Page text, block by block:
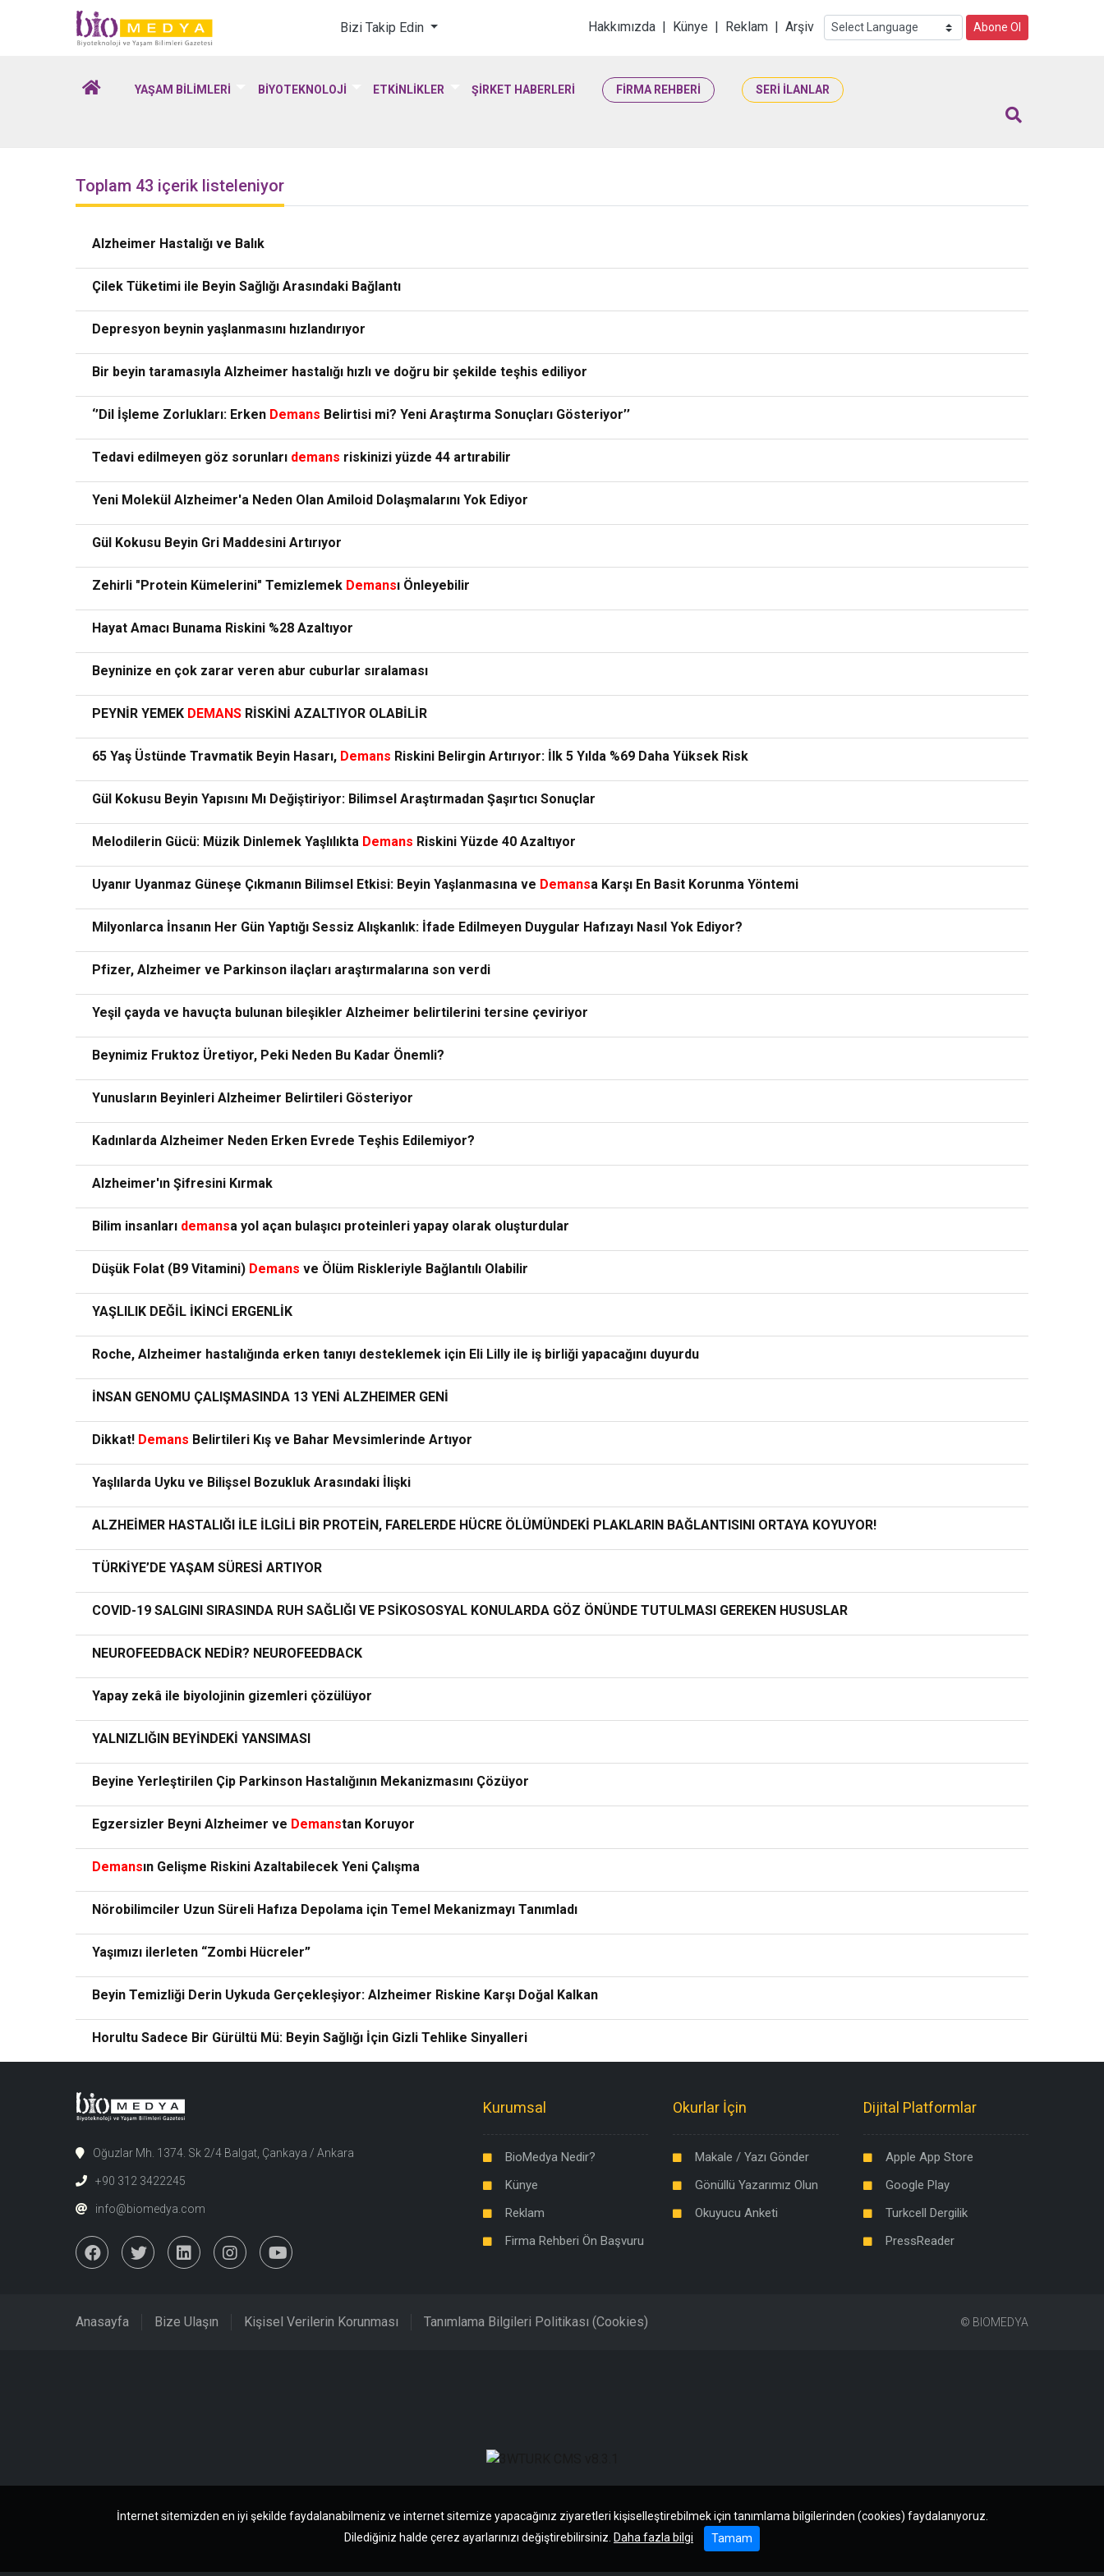
Biomedya - Biyoteknoloji & Yaşam Bilimleri
Bizi Takip Edin Hakkımızda | Künye | Reklam | Arşiv Abone Ol
YAŞAM BİLİMLERİ BİYOTEKNOLOJİ ETKİNLİKLER ŞİRKET HABERLERİ FİRMA REHBERİ SERİ İLANLAR
Toplam 43 içerik listeleniyor
Alzheimer Hastalığı ve Balık
Çilek Tüketimi ile Beyin Sağlığı Arasındaki Bağlantı
Depresyon beynin yaşlanmasını hızlandırıyor
Bir beyin taramasıyla Alzheimer hastalığı hızlı ve doğru bir şekilde teşhis ediliyor
‘’Dil İşleme Zorlukları: Erken Demans Belirtisi mi? Yeni Araştırma Sonuçları Gösteriyor’’
Tedavi edilmeyen göz sorunları demans riskinizi yüzde 44 artırabilir
Yeni Molekül Alzheimer'a Neden Olan Amiloid Dolaşmalarını Yok Ediyor
Gül Kokusu Beyin Gri Maddesini Artırıyor
Zehirli "Protein Kümelerini" Temizlemek Demansı Önleyebilir
Hayat Amacı Bunama Riskini %28 Azaltıyor
Beyninize en çok zarar veren abur cuburlar sıralaması
PEYNİR YEMEK DEMANS RİSKİNİ AZALTIYOR OLABİLİR
65 Yaş Üstünde Travmatik Beyin Hasarı, Demans Riskini Belirgin Artırıyor: İlk 5 Yılda %69 Daha Yüksek Risk
Gül Kokusu Beyin Yapısını Mı Değiştiriyor: Bilimsel Araştırmadan Şaşırtıcı Sonuçlar
Melodilerin Gücü: Müzik Dinlemek Yaşlılıkta Demans Riskini Yüzde 40 Azaltıyor
Uyanır Uyanmaz Güneşe Çıkmanın Bilimsel Etkisi: Beyin Yaşlanmasına ve Demansa Karşı En Basit Korunma Yöntemi
Milyonlarca İnsanın Her Gün Yaptığı Sessiz Alışkanlık: İfade Edilmeyen Duygular Hafızayı Nasıl Yok Ediyor?
Pfizer, Alzheimer ve Parkinson ilaçları araştırmalarına son verdi
Yeşil çayda ve havuçta bulunan bileşikler Alzheimer belirtilerini tersine çeviriyor
Beynimiz Fruktoz Üretiyor, Peki Neden Bu Kadar Önemli?
Yunusların Beyinleri Alzheimer Belirtileri Gösteriyor
Kadınlarda Alzheimer Neden Erken Evrede Teşhis Edilemiyor?
Alzheimer'ın Şifresini Kırmak
Bilim insanları demansa yol açan bulaşıcı proteinleri yapay olarak oluşturdular
Düşük Folat (B9 Vitamini) Demans ve Ölüm Riskleriyle Bağlantılı Olabilir
YAŞLILIK DEĞİL İKİNCİ ERGENLİK
Roche, Alzheimer hastalığında erken tanıyı desteklemek için Eli Lilly ile iş birliği yapacağını duyurdu
İNSAN GENOMU ÇALIŞMASINDA 13 YENİ ALZHEIMER GENİ
Dikkat! Demans Belirtileri Kış ve Bahar Mevsimlerinde Artıyor
Yaşlılarda Uyku ve Bilişsel Bozukluk Arasındaki İlişki
ALZHEİMER HASTALIĞI İLE İLGİLİ BİR PROTEİN, FARELERDE HÜCRE ÖLÜMÜNDEKİ PLAKLARIN BAĞLANTISINI ORTAYA KOYUYOR!
TÜRKİYE’DE YAŞAM SÜRESİ ARTIYOR
COVID-19 SALGINI SIRASINDA RUH SAĞLIĞI VE PSİKOSOSYAL KONULARDA GÖZ ÖNÜNDE TUTULMASI GEREKEN HUSUSLAR
NEUROFEEDBACK NEDİR? NEUROFEEDBACK
Yapay zekâ ile biyolojinin gizemleri çözülüyor
YALNIZLIĞIN BEYİNDEKİ YANSIMASI
Beyine Yerleştirilen Çip Parkinson Hastalığının Mekanizmasını Çözüyor
Egzersizler Beyni Alzheimer ve Demanstan Koruyor
Demansın Gelişme Riskini Azaltabilecek Yeni Çalışma
Nörobilimciler Uzun Süreli Hafıza Depolama için Temel Mekanizmayı Tanımladı
Yaşımızı ilerleten “Zombi Hücreler”
Beyin Temizliği Derin Uykuda Gerçekleşiyor: Alzheimer Riskine Karşı Doğal Kalkan
Horultu Sadece Bir Gürültü Mü: Beyin Sağlığı İçin Gizli Tehlike Sinyalleri
İnternet sitemizden en iyi şekilde faydalanabilmeniz ve internet sitemize yapacağınız ziyaretleri kişiselleştirebilmek için tanımlama bilgilerinden (cookies) faydalanıyoruz.
Dilediğiniz halde çerez ayarlarınızı değiştirebilirsiniz. Daha fazla bilgi Tamam
Oğuzlar Mh. 1374. Sk 2/4 Balgat, Çankaya / Ankara
+90 312 3422245
info@biomedya.com
Kurumsal
BioMedya Nedir?
Künye
Reklam
Firma Rehberi Ön Başvuru
Okurlar İçin
Makale / Yazı Gönder
Gönüllü Yazarımız Olun
Okuyucu Anketi
Dijital Platformlar
Apple App Store
Google Play
Turkcell Dergilik
PressReader
Anasayfa Bize Ulaşın Kişisel Verilerin Korunması Tanımlama Bilgileri Politikası (Cookies) © BIOMEDYA